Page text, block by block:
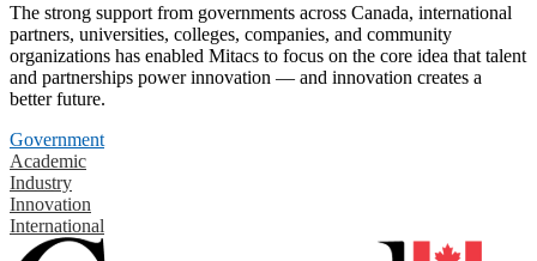
The strong support from governments across Canada, international
partners, universities, colleges, companies, and community
organizations has enabled Mitacs to focus on the core idea that talent
and partnerships power innovation — and innovation creates a
better future.
Government
Academic
Industry
Innovation
International